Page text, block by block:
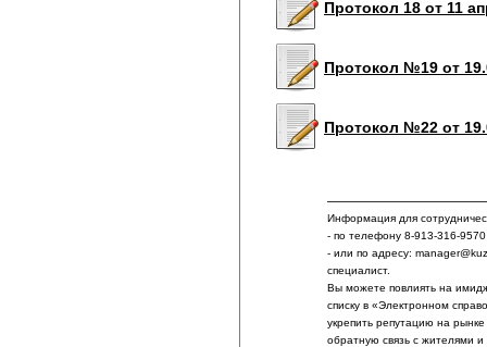
Протокол 18 от 11
Протокол №19 от
Протокол №22 от
Информация для
- по телефону 8-913-316-9570
- или по адресу:
специалист.
Вы можете повлиять на
списку в «Электронном
укрепить репутацию на
обратную связь с жителями и